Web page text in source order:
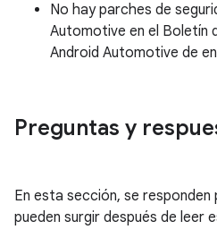
No hay parches de
Automotive en el Boletín
Android Automotive de
Preguntas y
En esta sección, se
pueden surgir después de leer